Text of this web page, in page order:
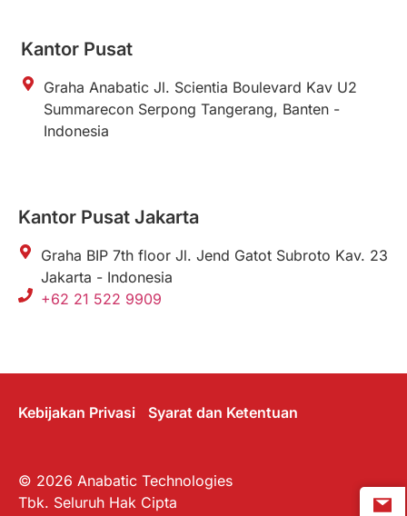
Kantor Pusat
Graha Anabatic Jl. Scientia Boulevard Kav U2
Summarecon Serpong Tangerang, Banten -
Indonesia
Kantor Pusat Jakarta
Graha BIP 7th floor Jl. Jend Gatot Subroto Kav. 23
Jakarta - Indonesia
+62 21 522 9909
Kebijakan Privasi Syarat dan Ketentuan
© 2026 Anabatic Technologies
Tbk. Seluruh Hak Cipta